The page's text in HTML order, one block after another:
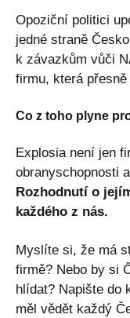
Opoziční politici
jedné straně
k závazkům vůči
firmu, která
Co z toho plyne
Explosia není jen
obranyschopnosti
Rozhodnutí o
každého z nás.
Myslíte si, že má
firmě? Nebo by si
hlídat? Napište do
měl vědět každý